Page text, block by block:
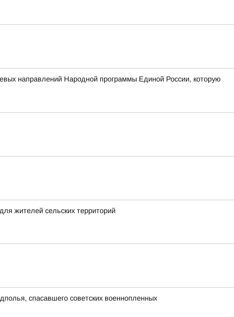
направлений Народной программы Единой России, которую
жителей сельских территорий
спасавшего советских военнопленных